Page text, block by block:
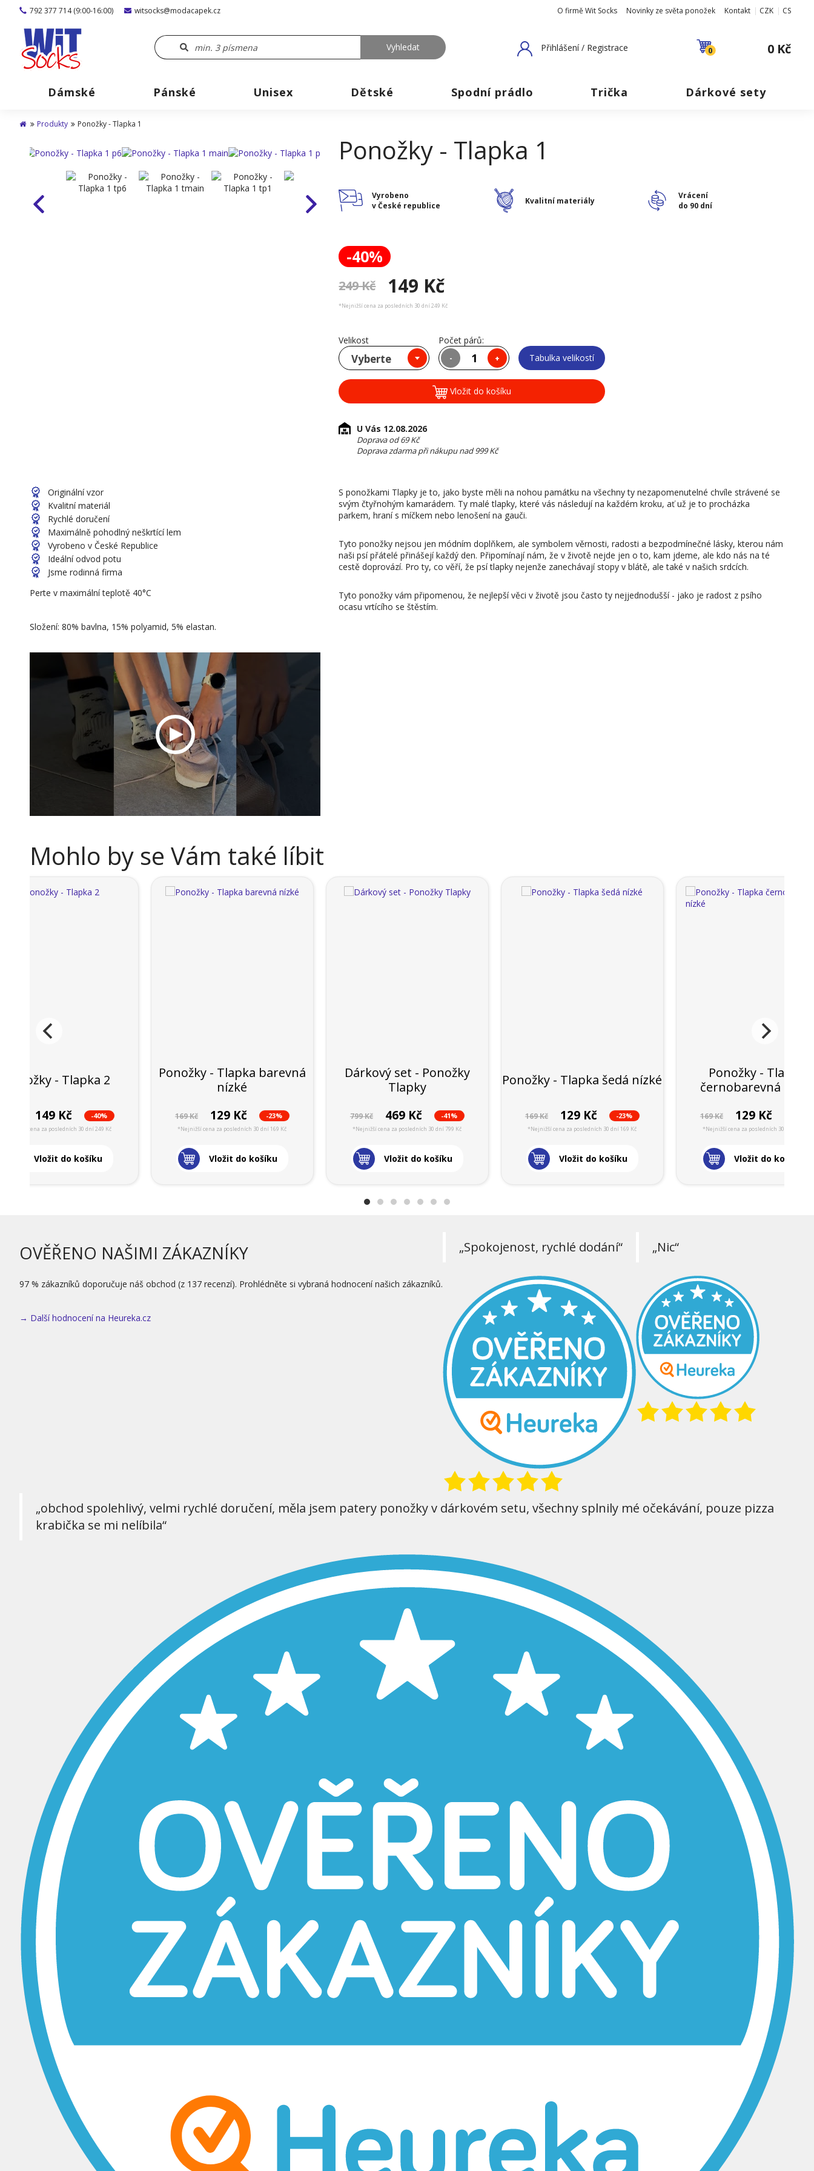
792 377 714 (9:00-16:00) witsocks@modacapek.cz O firmě Wit Socks Novinky ze světa ponožek Kontakt CZK CS
Přihlášení / Registrace 0 0 Kč
Dámské Pánské Unisex Dětské Spodní prádlo Trička Dárkové sety
Produkty Ponožky - Tlapka 1
Ponožky - Tlapka 1
Vyrobeno
v České republice
Kvalitní materiály
Vrácení
do 90 dní
-40%
249 Kč 149 Kč
*Nejnižší cena za posledních 30 dní 249 Kč
Velikost
Vyberte
Počet párů:
- + Tabulka velikostí
Vložit do košíku
U Vás 12.08.2026
Doprava od 69 Kč
Doprava zdarma při nákupu nad 999 Kč
Originální vzor
Kvalitní materiál
Rychlé doručení
Maximálně pohodlný neškrtící lem
Vyrobeno v České Republice
Ideální odvod potu
Jsme rodinná firma
Perte v maximální teplotě 40°C
Složení: 80% bavlna, 15% polyamid, 5% elastan.
S ponožkami Tlapky je to, jako byste měli na nohou památku na všechny ty nezapomenutelné chvíle strávené se
svým čtyřnohým kamarádem. Ty malé tlapky, které vás následují na každém kroku, ať už je to procházka
parkem, hraní s míčkem nebo lenošení na gauči.
Tyto ponožky nejsou jen módním doplňkem, ale symbolem věrnosti, radosti a bezpodmínečné lásky, kterou nám
naši psí přátelé přinášejí každý den. Připomínají nám, že v životě nejde jen o to, kam jdeme, ale kdo nás na té
cestě doprovází. Pro ty, co věří, že psí tlapky nejenže zanechávají stopy v blátě, ale také v našich srdcích.
Tyto ponožky vám připomenou, že nejlepší věci v životě jsou často ty nejjednodušší - jako je radost z psího
ocasu vrtícího se štěstím.
Mohlo by se Vám také líbit
Dárkový set - Ponožky
Tlapky
799 Kč 469 Kč -41%
*Nejnižší cena za posledních 30 dní 799 Kč
Vložit do košíku
Ponožky - Tlapka šedá nízké
169 Kč 129 Kč -23%
*Nejnižší cena za posledních 30 dní 169 Kč
Vložit do košíku
Ponožky - Tlapka
černobarevná nízké
169 Kč 129 Kč
*Nejnižší cena za posledních 30 dní 169 Kč
Vložit do košíku
Ponožky - Tlapka 2
149 Kč -40%
*Nejnižší cena za posledních 30 dní 249 Kč
Vložit do košíku
Ponožky - Tlapka barevná
nízké
169 Kč 129 Kč -23%
*Nejnižší cena za posledních 30 dní 169 Kč
Vložit do košíku
OVĚŘENO NAŠIMI ZÁKAZNÍKY
97 % zákazníků doporučuje náš obchod (z 137 recenzí). Prohlédněte si vybraná hodnocení našich zákazníků.
→ Další hodnocení na Heureka.cz
„Spokojenost, rychlé dodání“ „Nic“
„obchod spolehlivý, velmi rychlé doručení, měla jsem patery ponožky v dárkovém setu, všechny splnily mé očekávání, pouze pizza
krabička se mi nelíbila“